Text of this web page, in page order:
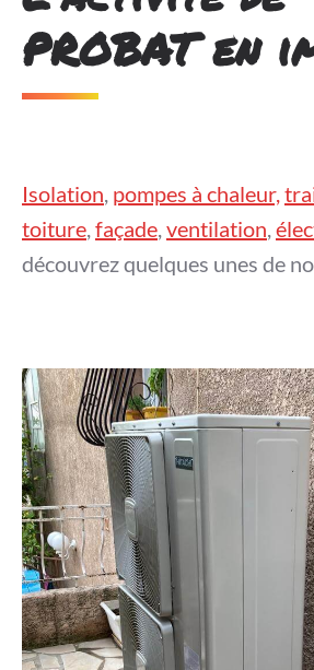
PROBAT en
Isolation, pompes à chaleur,
toiture,façade,ventilation,
découvrez quelques unes de